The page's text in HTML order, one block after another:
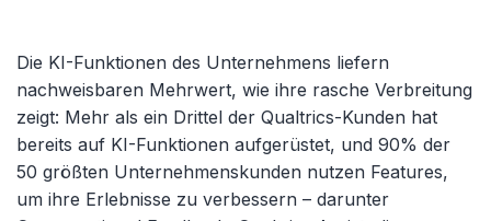
Die KI-Funktionen des Unternehmens liefern
nachweisbaren Mehrwert, wie ihre rasche Verbreitung
zeigt: Mehr als ein Drittel der Qualtrics-Kunden hat
bereits auf KI-Funktionen aufgerüstet, und 90% der
50 größten Unternehmenskunden nutzen Features,
um ihre Erlebnisse zu verbessern – darunter